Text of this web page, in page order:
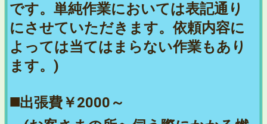
です。単純作業においては表記通り
にさせていただきます。依頼内容に
よっては当てはまらない作業もあり
ます。)
◼️出張費￥2000～